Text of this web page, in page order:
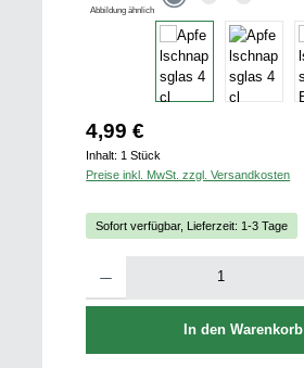
Abbildung ähnlich
Regulärer Preis:
4,99 €
Inhalt: 1 Stück
Preise inkl. MwSt. zzgl. Versandkosten
Sofort verfügbar, Lieferzeit: 1-3 Tage
In den Warenkorb